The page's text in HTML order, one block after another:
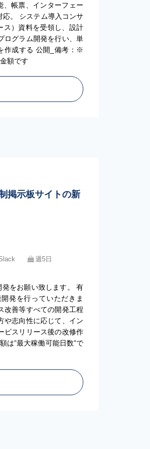
、帳票、インターフェー
応。 システム導入コンサ
ス）資料を受領し、設計
ログラム開発を行い、単
作成する 公開_備考：※
額です
掲示板サイトの新
週5日
をお願い致します。 有
発を行っていただきま
改善等すべての開発工程
や志向性に応じて、イン
ビスリリース後の改修作
は”最大稼働可能日数”で